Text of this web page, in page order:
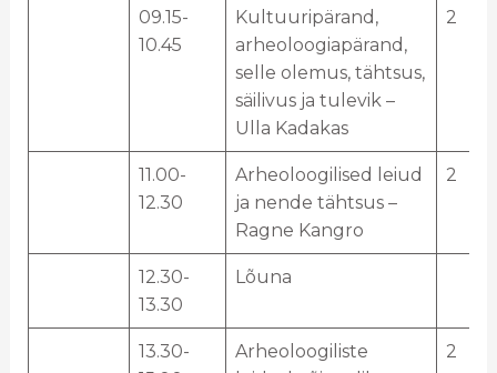
09.15-
10.45
Kultuuripärand,
arheoloogiapärand,
selle olemus, tähtsus,
säilivus ja tulevik –
Ulla Kadakas
2
11.00-
12.30
Arheoloogilised leiud
ja nende tähtsus –
Ragne Kangro
2
12.30-
13.30
Lõuna
13.30-
Arheoloogiliste
2